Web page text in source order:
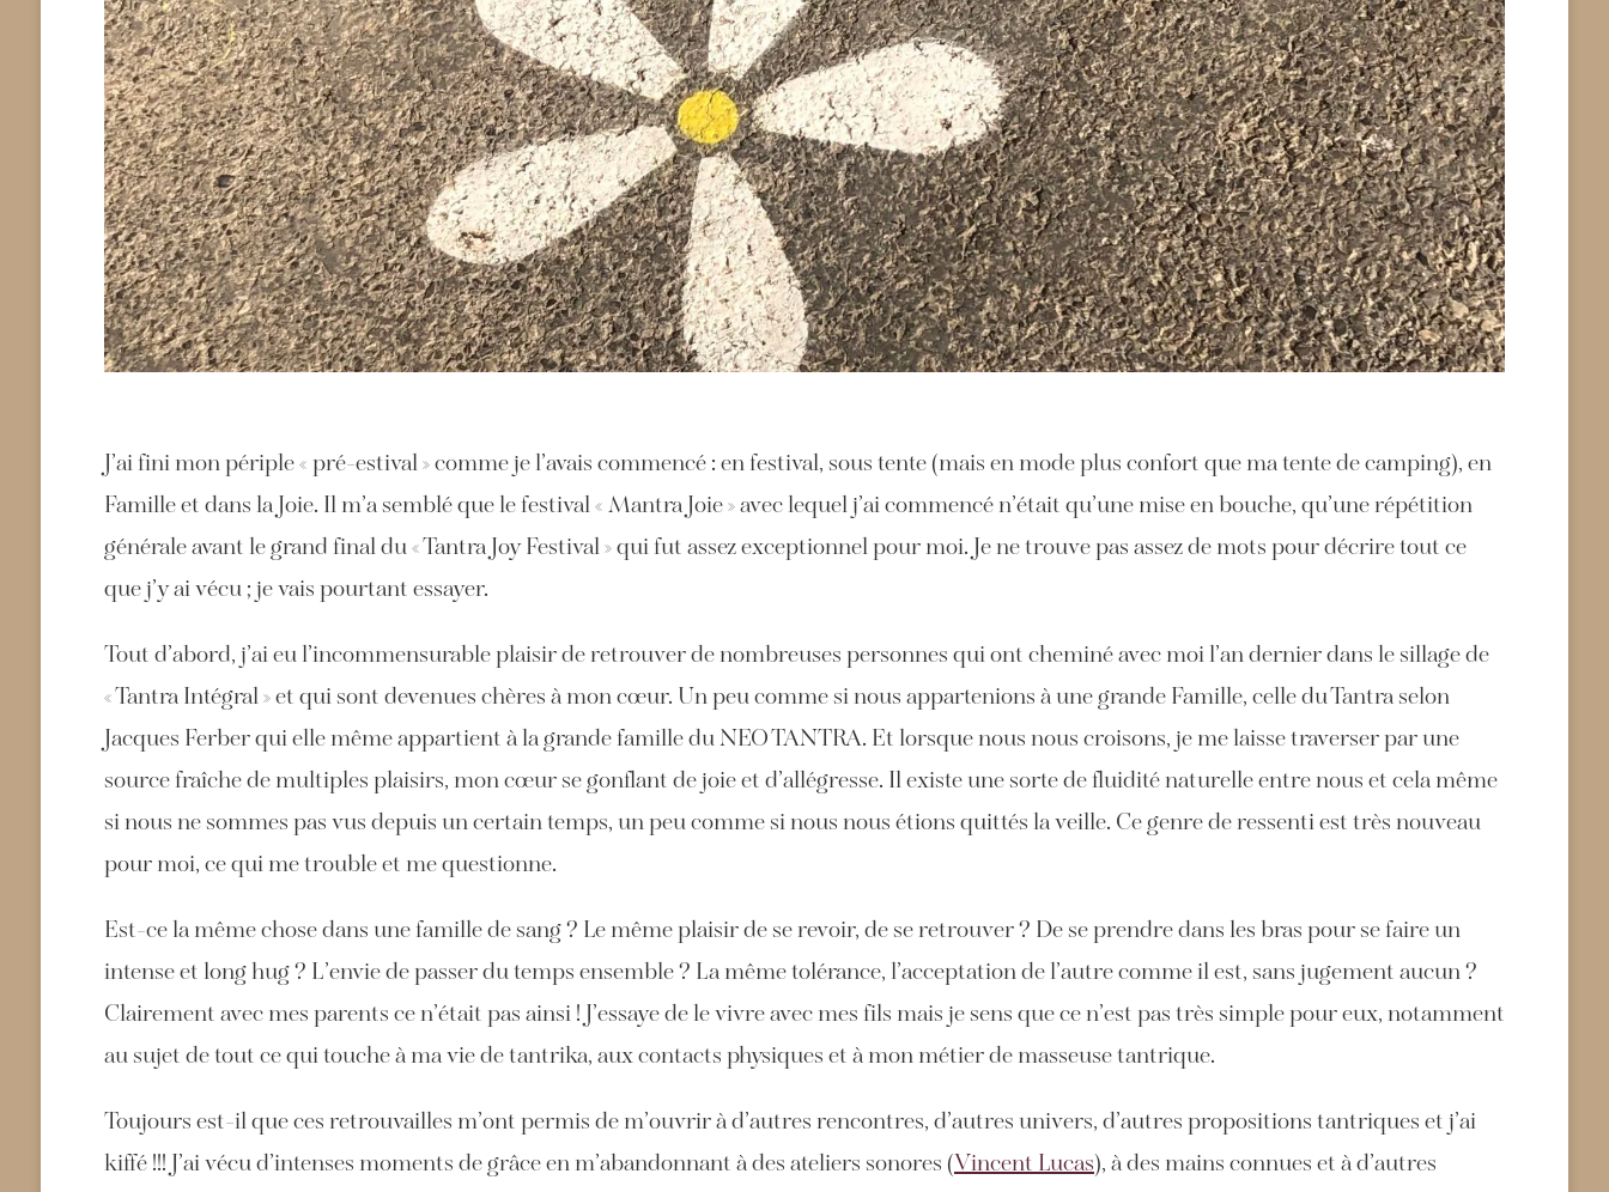
J’ai fini mon périple « pré-estival » comme je l’avais commencé : en festival, sous tente (mais en mode plus confort que ma tente de camping), en
Famille et dans la Joie. Il m’a semblé que le festival « Mantra Joie » avec lequel j’ai commencé n’était qu’une mise en bouche, qu’une répétition
générale avant le grand final du « Tantra Joy Festival » qui fut assez exceptionnel pour moi. Je ne trouve pas assez de mots pour décrire tout ce
que j’y ai vécu ; je vais pourtant essayer.
Tout d’abord, j’ai eu l’incommensurable plaisir de retrouver de nombreuses personnes qui ont cheminé avec moi l’an dernier dans le sillage de
« Tantra Intégral » et qui sont devenues chères à mon cœur. Un peu comme si nous appartenions à une grande Famille, celle du Tantra selon
Jacques Ferber qui elle même appartient à la grande famille du NEO TANTRA. Et lorsque nous nous croisons, je me laisse traverser par une
source fraîche de multiples plaisirs, mon cœur se gonflant de joie et d’allégresse. Il existe une sorte de fluidité naturelle entre nous et cela même
si nous ne sommes pas vus depuis un certain temps, un peu comme si nous nous étions quittés la veille. Ce genre de ressenti est très nouveau
pour moi, ce qui me trouble et me questionne.
Est-ce la même chose dans une famille de sang ? Le même plaisir de se revoir, de se retrouver ? De se prendre dans les bras pour se faire un
intense et long hug ? L’envie de passer du temps ensemble ? La même tolérance, l’acceptation de l’autre comme il est, sans jugement aucun ?
Clairement avec mes parents ce n’était pas ainsi ! J’essaye de le vivre avec mes fils mais je sens que ce n’est pas très simple pour eux, notamment
au sujet de tout ce qui touche à ma vie de tantrika, aux contacts physiques et à mon métier de masseuse tantrique.
Toujours est-il que ces retrouvailles m’ont permis de m’ouvrir à d’autres rencontres, d’autres univers, d’autres propositions tantriques et j’ai
kiffé !!! J’ai vécu d’intenses moments de grâce en m’abandonnant à des ateliers sonores (Vincent Lucas), à des mains connues et à d’autres